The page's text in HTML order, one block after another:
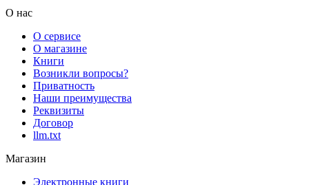
О нас
О сервисе
О магазине
Книги
Возникли вопросы?
Приватность
Наши преимущества
Реквизиты
Договор
llm.txt
Магазин
Электронные книги